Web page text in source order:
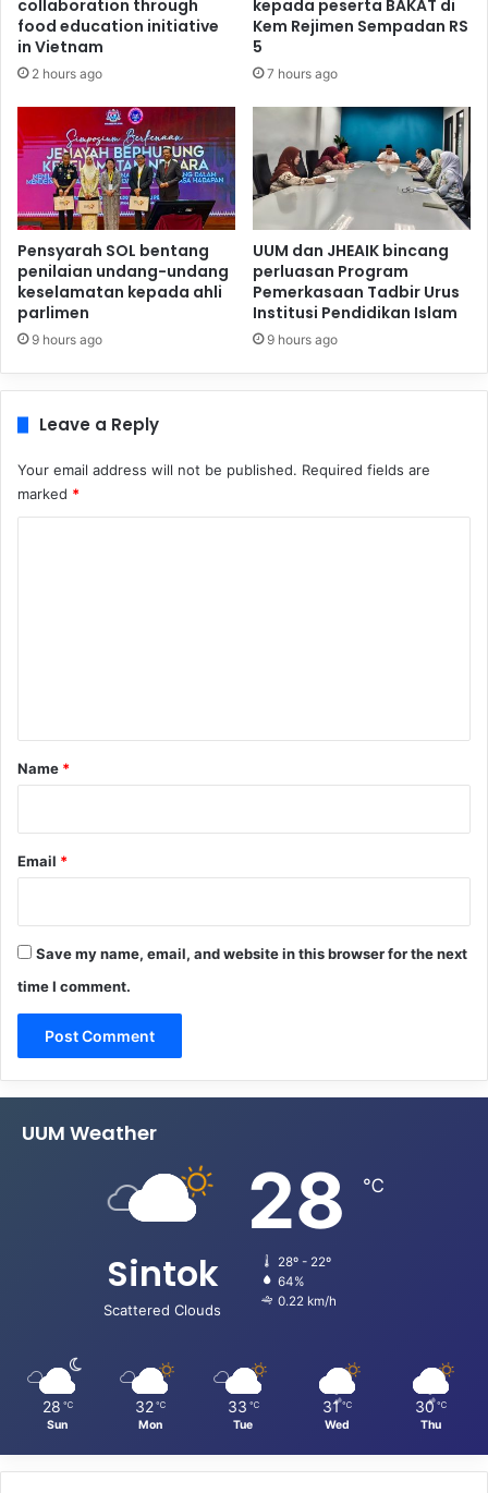
collaboration through
food education initiative
in Vietnam
2 hours ago
kepada peserta BAKAT di
Kem Rejimen Sempadan RS
5
7 hours ago
Pensyarah SOL bentang
penilaian undang-undang
keselamatan kepada ahli
parlimen
9 hours ago
UUM dan JHEAIK bincang
perluasan Program
Pemerkasaan Tadbir Urus
Institusi Pendidikan Islam
9 hours ago
Leave a Reply
Your email address will not be published. Required fields are
marked *
*
Name *
Email *
Save my name, email, and website in this browser for the next
time I comment.
UUM Weather
Sintok
Scattered Clouds
28 ℃
28º - 22º
64%
0.22 km/h
28 ℃
Sun
32 ℃
Mon
33 ℃
Tue
31 ℃
Wed
30 ℃
Thu